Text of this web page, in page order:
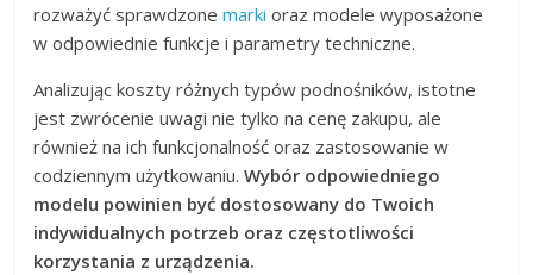
rozważyć sprawdzonemarki oraz modele wyposażone
w odpowiednie funkcje i parametry techniczne.
Analizując koszty różnych typów podnośników, istotne
jest zwrócenie uwagi nie tylko na cenę zakupu, ale
również na ich funkcjonalność oraz zastosowanie w
codziennym użytkowaniu.Wybór odpowiedniego
modelu powinien być dostosowany do Twoich
indywidualnych potrzeb oraz częstotliwości
korzystania z urządzenia.